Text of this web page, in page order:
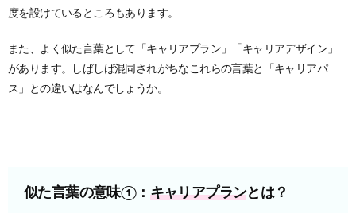
度を設けているところもあります。
また、よく似た言葉として「キャリアプラン」「キャリアデザイン」
があります。しばしば混同されがちなこれらの言葉と「キャリアパ
ス」との違いはなんでしょうか。
似た言葉の意味①： キャリアプランとは？